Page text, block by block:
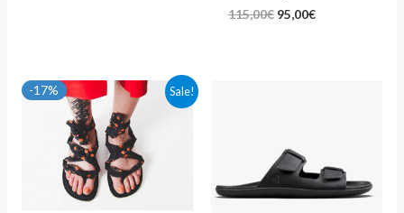
115,00€ Original
95,00€Current
Sale!
-17%